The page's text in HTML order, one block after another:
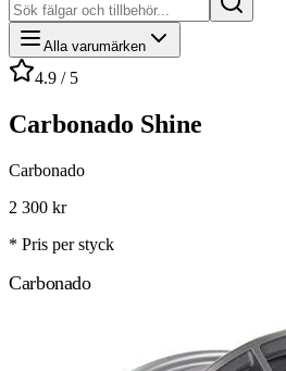
Alla varumärken
4.9 / 5
Carbonado Shine
Carbonado
2 300 kr
* Pris per styck
Carbonado